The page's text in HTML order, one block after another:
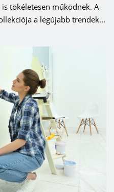
tökéletesen működnek. A
a legújabb trendek...